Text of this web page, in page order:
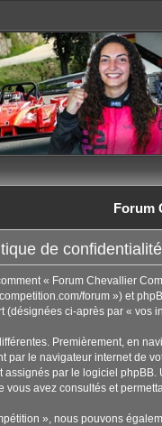
Forum
de confidentialité
« Forum Chevallier
forum ») et
(désignées ci-après par « vos
Premièrement, en
par le navigateur internet de
par le logiciel
avez consultés et
», nous pouvons